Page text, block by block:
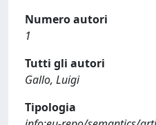
Numero autori
1
Tutti gli autori
Gallo, Luigi
Tipologia